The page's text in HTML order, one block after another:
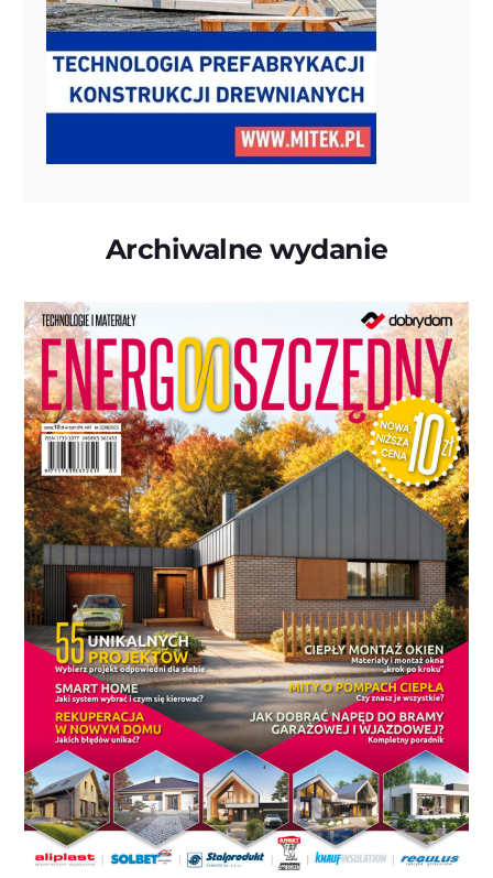
Archiwalne wydanie